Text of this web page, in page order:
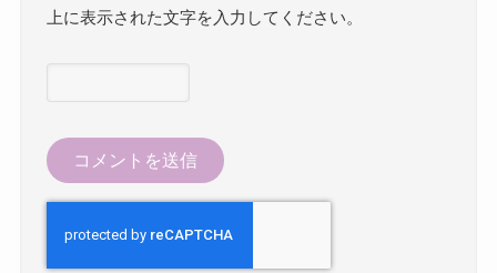
上に表示された文字を入力してください。